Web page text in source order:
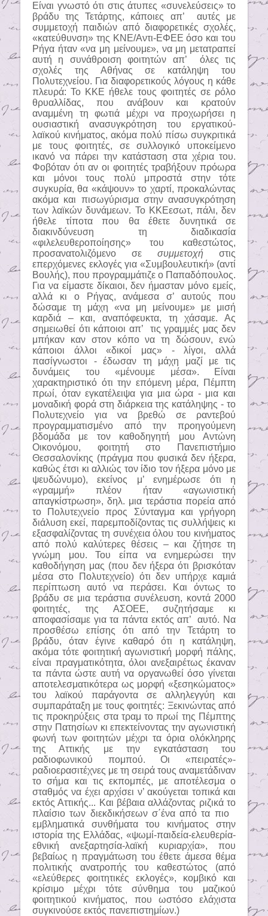
Είναι γνωστό ότι στις άτυπες «συνελεύσεις» το
βράδυ της Τετάρτης, κάποιες απ’
αυτές με
συμμετοχή παιδιών από διαφορετικές σχολές,
«κατεύθυνση» της ΚΝΕ/Αντι-ΕΦΕΕ όσο και του
Ρήγα ήταν «να μη μείνουμε», να μη μετατραπεί
αυτή η συνάθροιση φοιτητών απ’
όλες τις
σχολές της Αθήνας σε κατάληψη του
Πολυτεχνείου. Για διαφορετικούς λόγους η κάθε
πλευρά: Το ΚΚΕ ήθελε τους φοιτητές σε ρόλο
θρυαλλίδας, που ανάβουν και κρατούν
αναμμένη τη φωτιά μέχρι να προχωρήσει η
ουσιαστική ανασυγκρότηση του εργατικού-
λαϊκού κινήματος, ακόμα πολύ πίσω συγκριτικά
με τους φοιτητές, σε συλλογικό υποκείμενο
ικανό να πάρει την κατάσταση στα χέρια του.
Φοβόταν ότι αν οι φοιτητές τραβήξουν πρόωρα
και μόνοι τους πολύ μπροστά στην τότε
συγκυρία, θα «κάψουν» το χαρτί, προκαλώντας
ακόμα και πισωγύρισμα στην ανασυγκρότηση
των λαϊκών δυνάμεων. Το ΚΚΕεσωτ, πάλι, δεν
ήθελε τίποτα που θα έθετε δυνητικά σε
διακινδύνευση τη διαδικασία
«φιλελευθεροποίησης» του καθεστώτος,
προσανατολιζόμενο σε συμμετοχή στις
επερχόμενες εκλογές για «Συμβουλευτική» (αντί
Βουλής), που προγραμμάτιζε ο Παπαδόπουλος.
Για να είμαστε δίκαιοι, δεν ήμασταν μόνο εμείς,
αλλά κι ο Ρήγας, ανάμεσα σ’ αυτούς που
δώσαμε τη μάχη «να μη μείνουμε» με μισή
καρδιά – και, αναπόφευκτα, τη χάσαμε. Ας
σημειωθεί ότι κάποιοι απ’
τις γραμμές μας δεν
μπήκαν καν στον κόπο να τη δώσουν, ενώ
κάποιοι άλλοι «δικοί μας» - λίγοι, αλλά
πασίγνωστοι - έδωσαν τη μάχη μαζί με τις
δυνάμεις του «μένουμε μέσα». Είναι
χαρακτηριστικό ότι την επόμενη μέρα, Πέμπτη
πρωί, όταν εγκατέλειψα για μια ώρα - μια και
μοναδική φορά στη διάρκεια της κατάληψης - το
Πολυτεχνείο για να βρεθώ σε ραντεβού
προγραμματισμένο από την προηγούμενη
βδομάδα με τον καθοδηγητή μου Αντώνη
Οικονόμου, φοιτητή στο Πανεπιστήμιο
Θεσσαλονίκης (πράγμα που φυσικά δεν ήξερα,
καθώς έτσι κι αλλιώς τον ίδιο τον ήξερα μόνο με
ψευδώνυμο), εκείνος μ’ ενημέρωσε ότι η
«γραμμή» πλέον ήταν «αγωνιστική
απαγκίστρωση», δηλ. μια τεράστια πορεία από
το Πολυτεχνείο προς Σύνταγμα και γρήγορη
διάλυση εκεί, παρεμποδίζοντας τις συλλήψεις κι
εξασφαλίζοντας τη συνέχεια όλου του κινήματος
από πολύ καλύτερες θέσεις – και ζήτησε τη
γνώμη μου. Του είπα να ενημερώσει την
καθοδήγηση μας (που δεν ήξερα ότι βρισκόταν
μέσα στο Πολυτεχνείο) ότι δεν υπήρχε καμιά
περίπτωση αυτό να περάσει. Και όντως το
βράδυ σε μια τεράστια συνέλευση, κοντά 2000
φοιτητές, της ΑΣΟΕΕ, συζητήσαμε κι
αποφασίσαμε για τα πάντα εκτός απ’
αυτό. Να
προσθέσω επίσης ότι από την Τετάρτη το
βράδυ, όταν έγινε καθαρό ότι η κατάληψη,
ακόμα τότε φοιτητική αγωνιστική μορφή πάλης,
είναι πραγματικότητα, όλοι ανεξαιρέτως έκαναν
τα πάντα ώστε αυτή να οργανωθεί όσο γίνεται
αποτελεσματικότερα ως μορφή «ξεσηκώματος»
του λαϊκού παράγοντα σε αλληλεγγύη και
συμπαράταξη με τους φοιτητές: Ξεκινώντας από
τις προκηρύξεις στα τραμ το πρωί της Πέμπτης
στην Πατησίων κι επεκτείνοντας την αγωνιστική
φωνή των φοιτητών μέχρι τα όρια ολόκληρης
της Αττικής με την εγκατάσταση του
ραδιοφωνικού πομπού. Οι «πειρατές»-
ραδιοερασιτέχνες με τη σειρά τους αναμετάδιναν
το σήμα και τις εκπομπές, με αποτέλεσμα ο
σταθμός να έχει αρχίσει ν’ ακούγεται τοπικά και
εκτός Αττικής... Και βέβαια αλλάζοντας ριζικά το
πλαίσιο των διεκδικήσεων σ΄ένα από τα πιο
εμβληματικά συνθήματα του κινήματος στην
ιστορία της Ελλάδας, «ψωμί-παιδεία-ελευθερία-
εθνική ανεξαρτησία-λαϊκή κυριαρχία», που
βεβαίως η πραγμάτωση του έθετε άμεσα θέμα
πολιτικής ανατροπής του καθεστώτος (από
«ελεύθερες φοιτητικές εκλογές», κομβικό και
κρίσιμο μέχρι τότε σύνθημα του μαζικού
φοιτητικού κινήματος, που ωστόσο ελάχιστα
συγκινούσε εκτός πανεπιστημίων.)